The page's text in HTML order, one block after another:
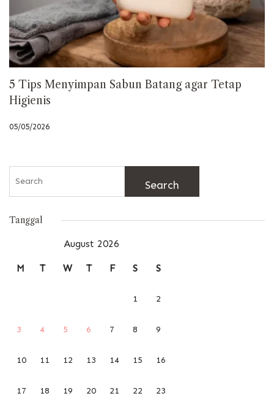
5 Tips Menyimpan Sabun Batang agar Tetap
Higienis
05/05/2026
Tanggal
August 2026
M T W T F S S
1 2
3 4 5 6 7 8 9
10 11 12 13 14 15 16
17 18 19 20 21 22 23